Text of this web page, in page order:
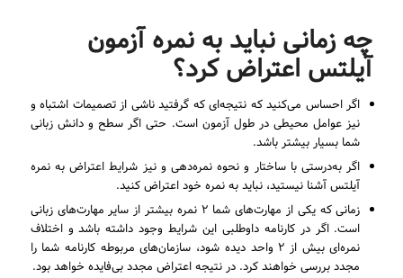
چه زمانی نباید به نمره آزمون
آیلتس اعتراض کرد؟
اگر احساس می‌کنید که نتیجه‌ای که گرفتید ناشی از تصمیمات اشتباه و
نیز عوامل محیطی در طول آزمون است. حتی اگر سطح و دانش زبانی
شما بسیار بیشتر باشد.
اگر به‌درستی با ساختار و نحوه نمره‌دهی و نیز شرایط اعتراض به نمره
آیلتس آشنا نیستید، نباید به نمره خود اعتراض کنید.
زمانی که یکی از مهارت‌های شما ۲ نمره بیشتر از سایر مهارت‌های زبانی
است. اگر در کارنامه داوطلبی این شرایط وجود داشته باشد و اختلاف
نمره‌ای بیش از ۲ واحد دیده شود، سازمان‌های مربوطه کارنامه شما را
مجدد بررسی خواهند کرد. در نتیجه اعتراض مجدد بی‌فایده خواهد بود.